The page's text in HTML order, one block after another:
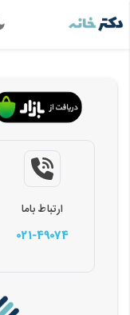
ارتباط باما
021-49074